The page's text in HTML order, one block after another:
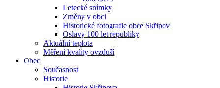
Letecké snímky
Změny v obci
Historické fotografie obce Skřipov
Oslavy 100 let republiky
Aktuální teplota
Měření kvality ovzduší
Obec
Současnost
Historie